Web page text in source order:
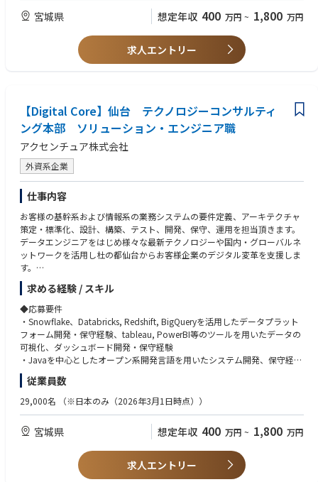
・グローバルプロジェクトプランニング、グローバルプロジェクト推進
・ソリューション検討、システム開発計画の立案
・システムアーキテクチャの選定・設計
きます。
・新しいテクノロジーにキャッチアップしながら、様々な業界で、要件定
義から設計、開発、テスト、保守運用まで幅広くチャレンジして頂きま
す。
◆経験できる領域
・システム化企画や刷新計画などの上流フェーズから参画し、プロジェク
トの目的やゴール設定から携われることができます。
・システム開発・運用案件の多くは元請（プライム）での仕事になるた
め、主体的に責任ある立場でお客様とダイレクトに向き合うことができま
す。
・グローバル共通開発方法論であるADM（Accenture Delivery Method）に
則ったシステム開発や運用の手法を習得することができます。
・中国やフィリピン、インドといった世界各地のデリバリーセンターを活
用したグローバルな分散開発を経験することができます。
・DevOpsやアジャイル、クラウドの専門家と協力し、お客様のアイデア
の迅速なgo-to-market化を支援する経験を積むことができ、またDevOps
やRPA等のオートメーション技術を活用し、システム開発の生産性と品質
を劇的に向上させるための自動化方針の立案から導入まで担当することが
できます。
・お客様の業務や状況を理解し、課題を解決するためのソリューションを
検討、提供することが出来ます。
・DXにおいて企画から実行まで携われることが出来ます。
上記領域について、個別に専門性を深めていくこともできますし、いろい
ろなソリューションに触れながら広範にスキルを伸ばしていくこともでき
宮城県 想定年収 400 万円 ~ 1,800 万円
求人エントリー
【Digital Core】仙台 テクノロジーコンサルティ
ング本部 ソリューション・エンジニア職
アクセンチュア株式会社
外資系企業
仕事内容
お客様の基幹系および情報系の業務システムの要件定義、アーキテクチャ
策定・標準化、設計、構築、テスト、開発、保守、運用を担当頂きます。
データエンジニアをはじめ様々な最新テクノロジーや国内・グローバルネ
ットワークを活用し杜の都仙台からお客様企業のデジタル変革を支援しま
す。
企業におけるデジタルトランスフォーション案件において、最先端テクノ
ロジーを活用した業務・ビジネスの変革を推進するために、戦略企画から
変革実行・運用まで一貫した支援を行う人材を募集します。具体的には下
記を担当頂きます。
職種：ITエンジニア
企業におけるデジタルトランスフォーメーション案件において、最先端の
テクノロジーを活用した業務・ビジネスの変革を推進するために、戦略企
画から変革実行・運用まで一貫した支援を行う人材を募集いたします。具
体的には、ソリューションエンジニアとして、下記を担当して頂きます。
・データ活用の企画、アーキテクチャ設計からソリューション選定、そし
て実装と継続的な改善まで、お客様企業の変革をデータ活用の側面から支
求める経験 / スキル
◆応募要件
・Snowflake、Databricks, Redshift, BigQueryを活用したデータプラット
フォーム開発・保守経験、tableau, PowerBI等のツールを用いたデータの
可視化、ダッシュボード開発・保守経験
・Javaを中心としたオープン系開発言語を用いたシステム開発、保守経験
C#、C++
Python
PHP
SQL
・iOS、Android上でのアプリケーション開発、保守経験
・AWS、GCP、Azure等のクラウドサービスを利用したシステム構築・保
・Salesforce、ServiceNow、SAP等のパッケージ製品導入経験
従業員数
29,000名 （※日本のみ（2026年3月1日時点））
宮城県 想定年収 400 万円 ~ 1,800 万円
求人エントリー